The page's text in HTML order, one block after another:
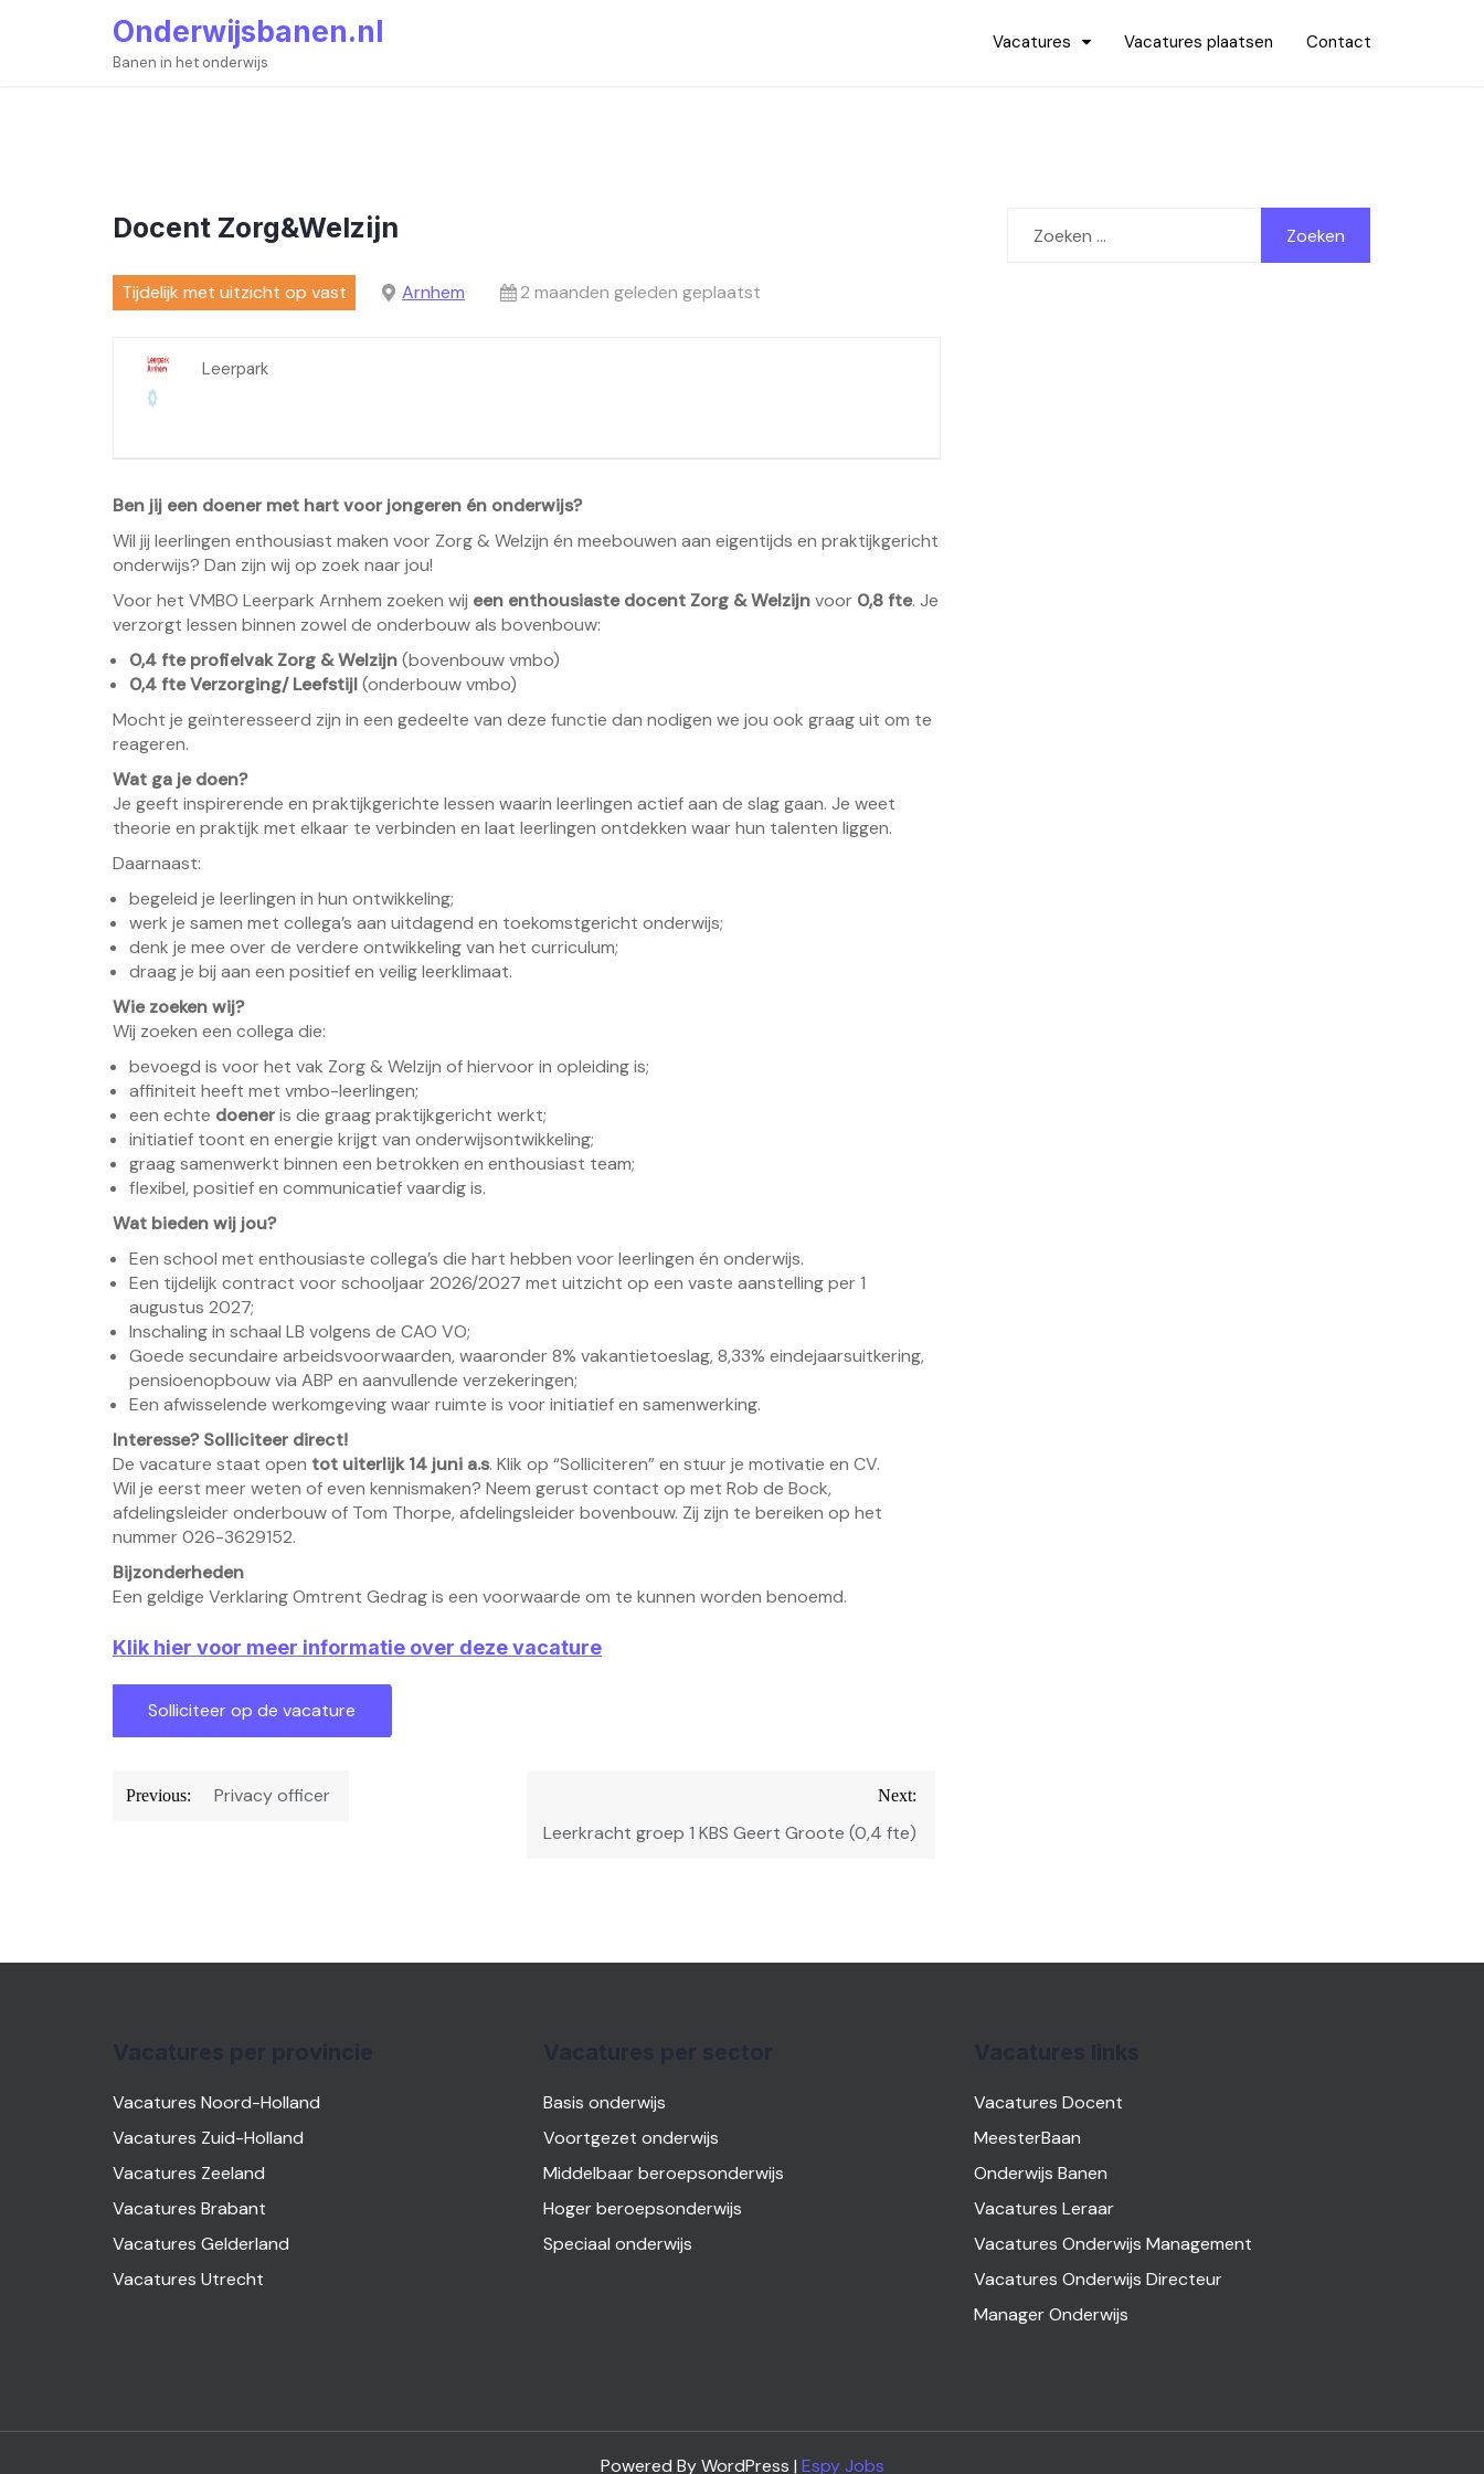
Onderwijsbanen.nl
Banen in het onderwijs
Vacatures Vacatures plaatsen Contact
Docent Zorg&Welzijn
Tijdelijk met uitzicht op vast Arnhem 2 maanden geleden geplaatst
Leerpark
Ben jij een doener met hart voor jongeren én onderwijs?
Wil jij leerlingen enthousiast maken voor Zorg & Welzijn én meebouwen aan eigentijds en praktijkgericht
onderwijs? Dan zijn wij op zoek naar jou!
Voor het VMBO Leerpark Arnhem zoeken wij een enthousiaste docent Zorg & Welzijnvoor 0,8 fte. Je
verzorgt lessen binnen zowel de onderbouw als bovenbouw:
0,4 fte profielvak Zorg & Welzijn(bovenbouw vmbo)
0,4 fte Verzorging/ Leefstijl(onderbouw vmbo)
Mocht je geïnteresseerd zijn in een gedeelte van deze functie dan nodigen we jou ook graag uit om te
reageren.
Wat ga je doen?
Je geeft inspirerende en praktijkgerichte lessen waarin leerlingen actief aan de slag gaan. Je weet
theorie en praktijk met elkaar te verbinden en laat leerlingen ontdekken waar hun talenten liggen.
Daarnaast:
begeleid je leerlingen in hun ontwikkeling;
werk je samen met collega’s aan uitdagend en toekomstgericht onderwijs;
denk je mee over de verdere ontwikkeling van het curriculum;
draag je bij aan een positief en veilig leerklimaat.
Wie zoeken wij?
Wij zoeken een collega die:
bevoegd is voor het vak Zorg & Welzijn of hiervoor in opleiding is;
affiniteit heeft met vmbo-leerlingen;
een echte doeneris die graag praktijkgericht werkt;
initiatief toont en energie krijgt van onderwijsontwikkeling;
graag samenwerkt binnen een betrokken en enthousiast team;
flexibel, positief en communicatief vaardig is.
Wat bieden wij jou?
Een school met enthousiaste collega’s die hart hebben voor leerlingen én onderwijs.
Een tijdelijk contract voor schooljaar 2026/2027 met uitzicht op een vaste aanstelling per 1
augustus 2027;
Inschaling in schaal LB volgens de CAO VO;
Goede secundaire arbeidsvoorwaarden, waaronder 8% vakantietoeslag, 8,33% eindejaarsuitkering,
pensioenopbouw via ABP en aanvullende verzekeringen;
Een afwisselende werkomgeving waar ruimte is voor initiatief en samenwerking.
Interesse? Solliciteer direct!
De vacature staat open tot uiterlijk 14 juni a.s. Klik op “Solliciteren” en stuur je motivatie en CV.
Wil je eerst meer weten of even kennismaken? Neem gerust contact op met Rob de Bock,
afdelingsleider onderbouw of Tom Thorpe, afdelingsleider bovenbouw. Zij zijn te bereiken op het
nummer 026-3629152.
Bijzonderheden
Een geldige Verklaring Omtrent Gedrag is een voorwaarde om te kunnen worden benoemd.
Klik hier voor meer informatie over deze vacature
Bericht
Previous: Privacy officer Next:
Leerkracht groep 1 KBS Geert Groote (0,4 fte)
naar:
Vacatures Noord-Holland
Vacatures Zuid-Holland
Vacatures Zeeland
Vacatures Brabant
Vacatures Gelderland
Vacatures Utrecht
Basis onderwijs
Voortgezet onderwijs
Middelbaar beroepsonderwijs
Hoger beroepsonderwijs
Speciaal onderwijs
Vacatures Docent
MeesterBaan
Onderwijs Banen
Vacatures Leraar
Vacatures Onderwijs Management
Vacatures Onderwijs Directeur
Manager Onderwijs
Powered By WordPress | Espy Jobs